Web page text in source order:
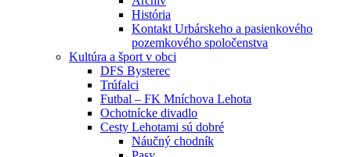
História
Kontakt Urbárskeho a pasienkového
pozemkového spoločenstva
Kultúra a šport v obci
DFS Bysterec
Trúfalci
Futbal – FK Mníchova Lehota
Ochotnícke divadlo
Cesty Lehotami sú dobré
Náučný chodník